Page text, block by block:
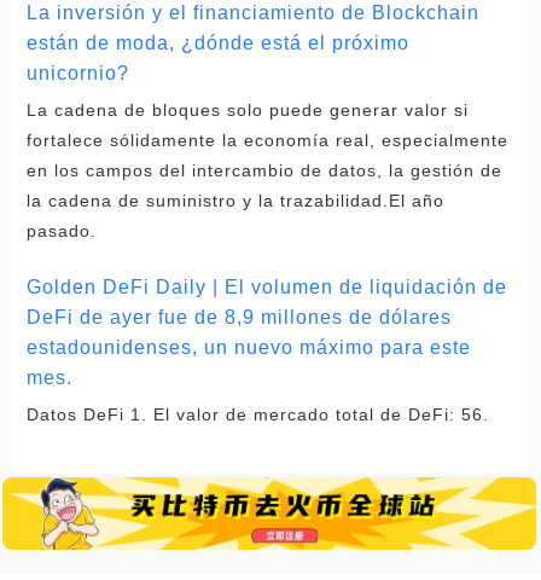
La inversión y el financiamiento de Blockchain
están de moda, ¿dónde está el próximo
unicornio?
La cadena de bloques solo puede generar valor si
fortalece sólidamente la economía real, especialmente
en los campos del intercambio de datos, la gestión de
la cadena de suministro y la trazabilidad.El año
pasado.
Golden DeFi Daily | El volumen de liquidación de
DeFi de ayer fue de 8,9 millones de dólares
estadounidenses, un nuevo máximo para este
mes.
Datos DeFi 1. El valor de mercado total de DeFi: 56.